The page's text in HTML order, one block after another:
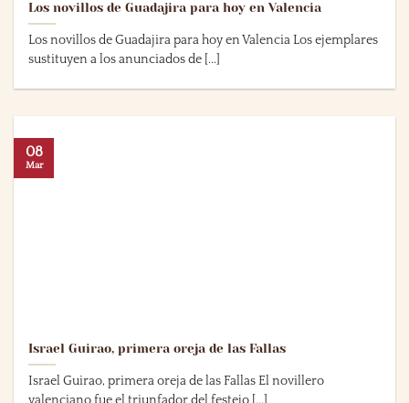
Los novillos de Guadajira para hoy en Valencia
Los novillos de Guadajira para hoy en Valencia Los ejemplares
sustituyen a los anunciados de [...]
Israel Guirao, primera oreja de las Fallas
Israel Guirao, primera oreja de las Fallas El novillero
08
Mar